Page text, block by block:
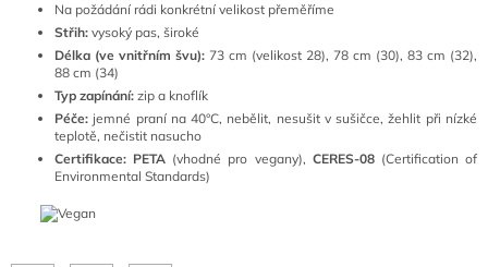
Na požádání rádi konkrétní velikost přeměříme
Střih: vysoký pas, široké
Délka (ve vnitřním švu): 73 cm (velikost 28), 78 cm (30), 83 cm (32),
88 cm (34)
Typ zapínání: zip a knoflík
Péče: jemné praní na 40°C, nebělit, nesušit v sušičce, žehlit při nízké
teplotě, nečistit nasucho
Certifikace: PETA (vhodné pro vegany), CERES-08 (Certification of
Environmental Standards)